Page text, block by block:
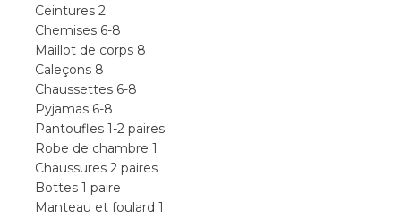
Ceintures 2
Chemises 6-8
Maillot de corps 8
Caleçons 8
Chaussettes 6-8
Pyjamas 6-8
Pantoufles 1-2 paires
Robe de chambre 1
Chaussures 2 paires
Bottes 1 paire
Manteau et foulard 1